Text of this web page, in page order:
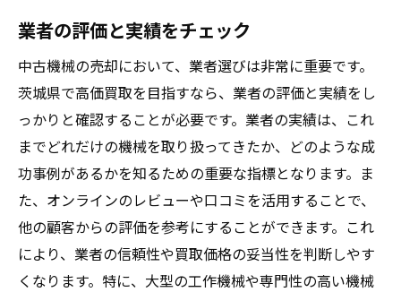
業者の評価と実績をチェック
中古機械の売却において、業者選びは非常に重要です。
茨城県で高価買取を目指すなら、業者の評価と実績をし
っかりと確認することが必要です。業者の実績は、これ
までどれだけの機械を取り扱ってきたか、どのような成
功事例があるかを知るための重要な指標となります。ま
た、オンラインのレビューや口コミを活用することで、
他の顧客からの評価を参考にすることができます。これ
により、業者の信頼性や買取価格の妥当性を判断しやす
くなります。特に、大型の工作機械や専門性の高い機械